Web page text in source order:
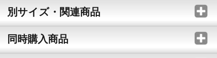
別サイズ・関連商品
同時購入商品